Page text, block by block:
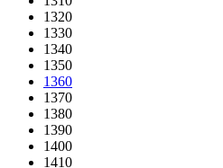
1320
1330
1340
1350
1360
1370
1380
1390
1400
1410